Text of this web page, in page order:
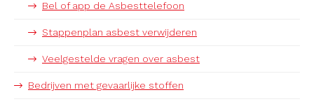
Bel of app de Asbesttelefoon
Stappenplan asbest verwijderen
Veelgestelde vragen over asbest
Bedrijven met gevaarlijke stoffen